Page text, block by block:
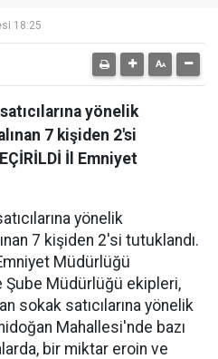
18:25
yönelik
7 kişiden 2'si
İl Emniyet
yönelik
7 kişiden 2'si tutuklandı.
Müdürlüğü
Müdürlüğü ekipleri,
sokak satıcılarına yönelik
Mahallesi'nde bazı
bir miktar eroin ve